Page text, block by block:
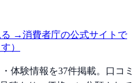
→消費者庁の公式サイトで
）
体験情報を37件掲載。 口コミ